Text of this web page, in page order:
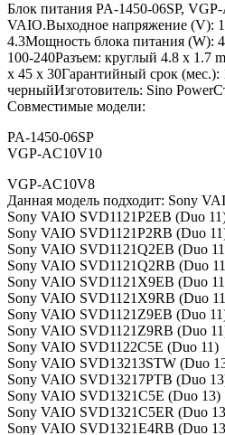
Блок питания PA-1450-06SP,
VAIO.Выходное напряжение (V):
4.3Мощность блока питания (W):
100-240Разъем: круглый 4.8 x 1.7
x 45 x 30Гарантийный срок (мес.):
черныйИзготовитель: Sino
Совместимые модели:
PA-1450-06SP
VGP-AC10V10
VGP-AC10V8
Данная модель подходит: Sony
Sony VAIO SVD1121P2EB (Duo
Sony VAIO SVD1121P2RB (Duo
Sony VAIO SVD1121Q2EB (Duo
Sony VAIO SVD1121Q2RB (Duo
Sony VAIO SVD1121X9EB (Duo
Sony VAIO SVD1121X9RB (Duo
Sony VAIO SVD1121Z9EB (Duo
Sony VAIO SVD1121Z9RB (Duo
Sony VAIO SVD1122C5E (Duo 11)
Sony VAIO SVD13213STW (Duo
Sony VAIO SVD13217PTB (Duo
Sony VAIO SVD1321C5E (Duo 13)
Sony VAIO SVD1321C5ER (Duo
Sony VAIO SVD1321E4RB (Duo